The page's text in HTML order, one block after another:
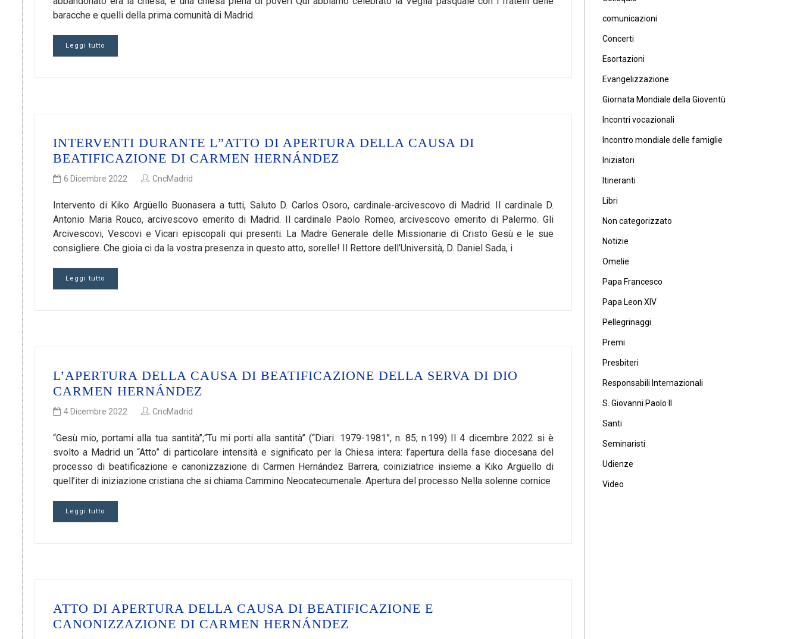
baracche e quelli della prima comunità di Madrid.
Leggi tutto
INTERVENTI DURANTE L”ATTO DI APERTURA DELLA CAUSA DI
BEATIFICAZIONE DI CARMEN HERNÁNDEZ
6 Dicembre 2022 CncMadrid
Intervento di Kiko Argüello Buonasera a tutti, Saluto D. Carlos Osoro, cardinale-arcivescovo di Madrid. Il cardinale D.
Antonio Maria Rouco, arcivescovo emerito di Madrid. Il cardinale Paolo Romeo, arcivescovo emerito di Palermo. Gli
Arcivescovi, Vescovi e Vicari episcopali qui presenti. La Madre Generale delle Missionarie di Cristo Gesù e le sue
consigliere. Che gioia ci da la vostra presenza in questo atto, sorelle! Il Rettore dell’Università, D. Daniel Sada, i
Leggi tutto
L’APERTURA DELLA CAUSA DI BEATIFICAZIONE DELLA SERVA DI DIO
CARMEN HERNÁNDEZ
4 Dicembre 2022 CncMadrid
“Gesù mio, portami alla tua santità”;“Tu mi porti alla santità” (“Diari. 1979-1981”, n. 85; n.199) Il 4 dicembre 2022 si è
svolto a Madrid un “Atto” di particolare intensità e significato per la Chiesa intera: l’apertura della fase diocesana del
processo di beatificazione e canonizzazione di Carmen Hernández Barrera, coiniziatrice insieme a Kiko Argüello di
quell’iter di iniziazione cristiana che si chiama Cammino Neocatecumenale. Apertura del processo Nella solenne cornice
Leggi tutto
ATTO DI APERTURA DELLA CAUSA DI BEATIFICAZIONE E
CANONIZZAZIONE DI CARMEN HERNÁNDEZ
comunicazioni
Concerti
Esortazioni
Evangelizzazione
Giornata Mondiale della Gioventù
Incontri vocazionali
Incontro mondiale delle famiglie
Iniziatori
Itineranti
Libri
Non categorizzato
Notizie
Omelie
Papa Francesco
Papa Leon XIV
Pellegrinaggi
Premi
Presbiteri
Responsabili Internazionali
S. Giovanni Paolo II
Santi
Seminaristi
Udienze
Video